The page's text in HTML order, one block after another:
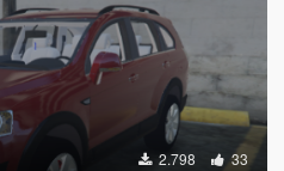
2.798 33